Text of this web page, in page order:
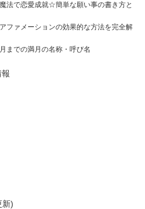
法で恋愛成就☆簡単な願い事の書き方と
ファメーションの効果的な方法を完全解
までの満月の名称・呼び名
新)